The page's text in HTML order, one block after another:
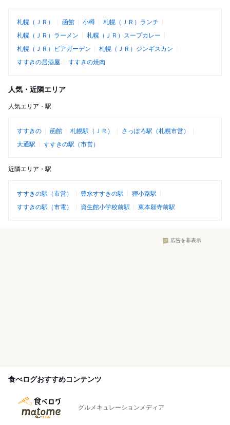
札幌（ＪＲ） 函館 小樽
札幌（ＪＲ）ランチ
札幌（ＪＲ）ラーメン
札幌（ＪＲ）スープカレー
札幌（ＪＲ）ビアガーデン
札幌（ＪＲ）ジンギスカン
すすきの居酒屋
すすきの焼肉
人気・近隣エリア
人気エリア・駅
すすきの 函館 札幌駅（ＪＲ）
さっぽろ駅（札幌市営）
大通駅
すすきの駅（市営）
近隣エリア・駅
すすきの駅（市営） 豊水すすきの駅
狸小路駅
すすきの駅（市電）
資生館小学校前駅 東本願寺前駅
広告を非表示
食べログおすすめコンテンツ
グルメキュレーションメディア